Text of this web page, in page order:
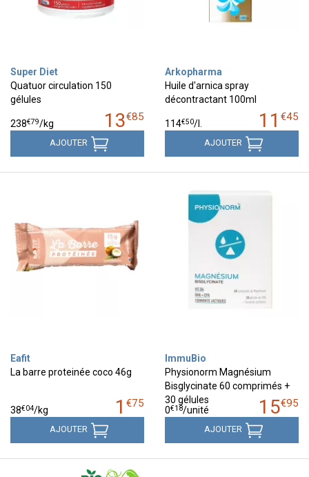
Super Diet
Quatuor circulation 150
gélules
13€85
238€79/kg
AJOUTER
Arkopharma
Huile d'arnica spray
décontractant 100ml
11 €45
114€50/l.
AJOUTER
Eafit
La barre proteinée coco 46g
1 €75
38€04/kg
AJOUTER
ImmuBio
Physionorm Magnésium
Bisglycinate 60 comprimés +
30 gélules
15€95
0€18/unité
AJOUTER